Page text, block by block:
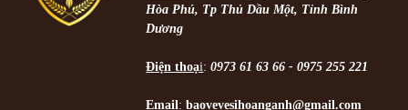
Hòa Phú, Tp Thủ Dầu Một, Tỉnh Bình
Dương
Điện thoại:0973 61 63 66 - 0975 255 221
Email:baovevesihoanganh@gmail.com